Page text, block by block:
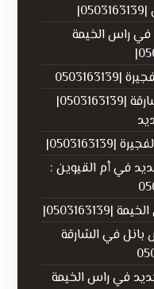
راس الخيمة
تركيب قرميد حديد في الشارقة |0503163139|
في أم القيوين :
في الشارقة
في راس الخيمة